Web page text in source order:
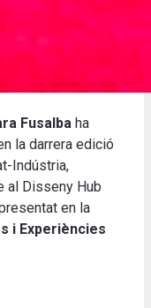
Fusalba ha
la darrera edició
Indústria,
al Disseny Hub
en la
i Experiències